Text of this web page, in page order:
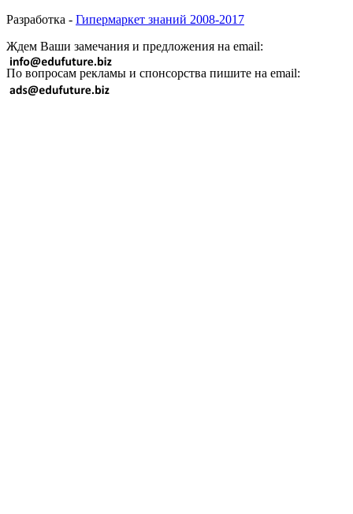
Разработка - Гипермаркет знаний 2008-2017
Ждем Ваши замечания и предложения на email:
По вопросам рекламы и спонсорства пишите на email: